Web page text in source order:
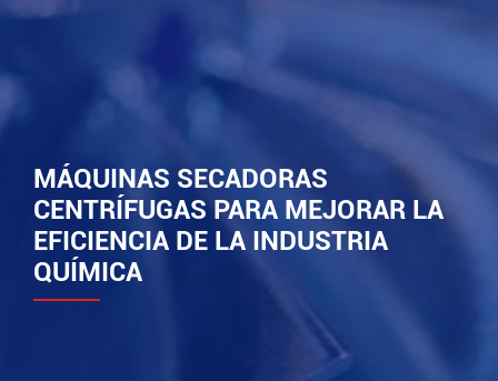
MÁQUINAS SECADORAS
CENTRÍFUGAS PARA MEJORAR LA
EFICIENCIA DE LA INDUSTRIA
QUÍMICA